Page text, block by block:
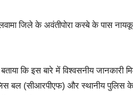
जिले के अवंतीपोरा कस्बे के पास
कि इस बारे में विश्वसनीय
बल (सीआरपीएफ) और स्थानीय